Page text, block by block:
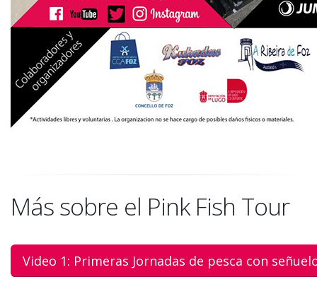
Más sobre el Pink Fish Tour
Video 1: Primeras Jornadas de pesca con